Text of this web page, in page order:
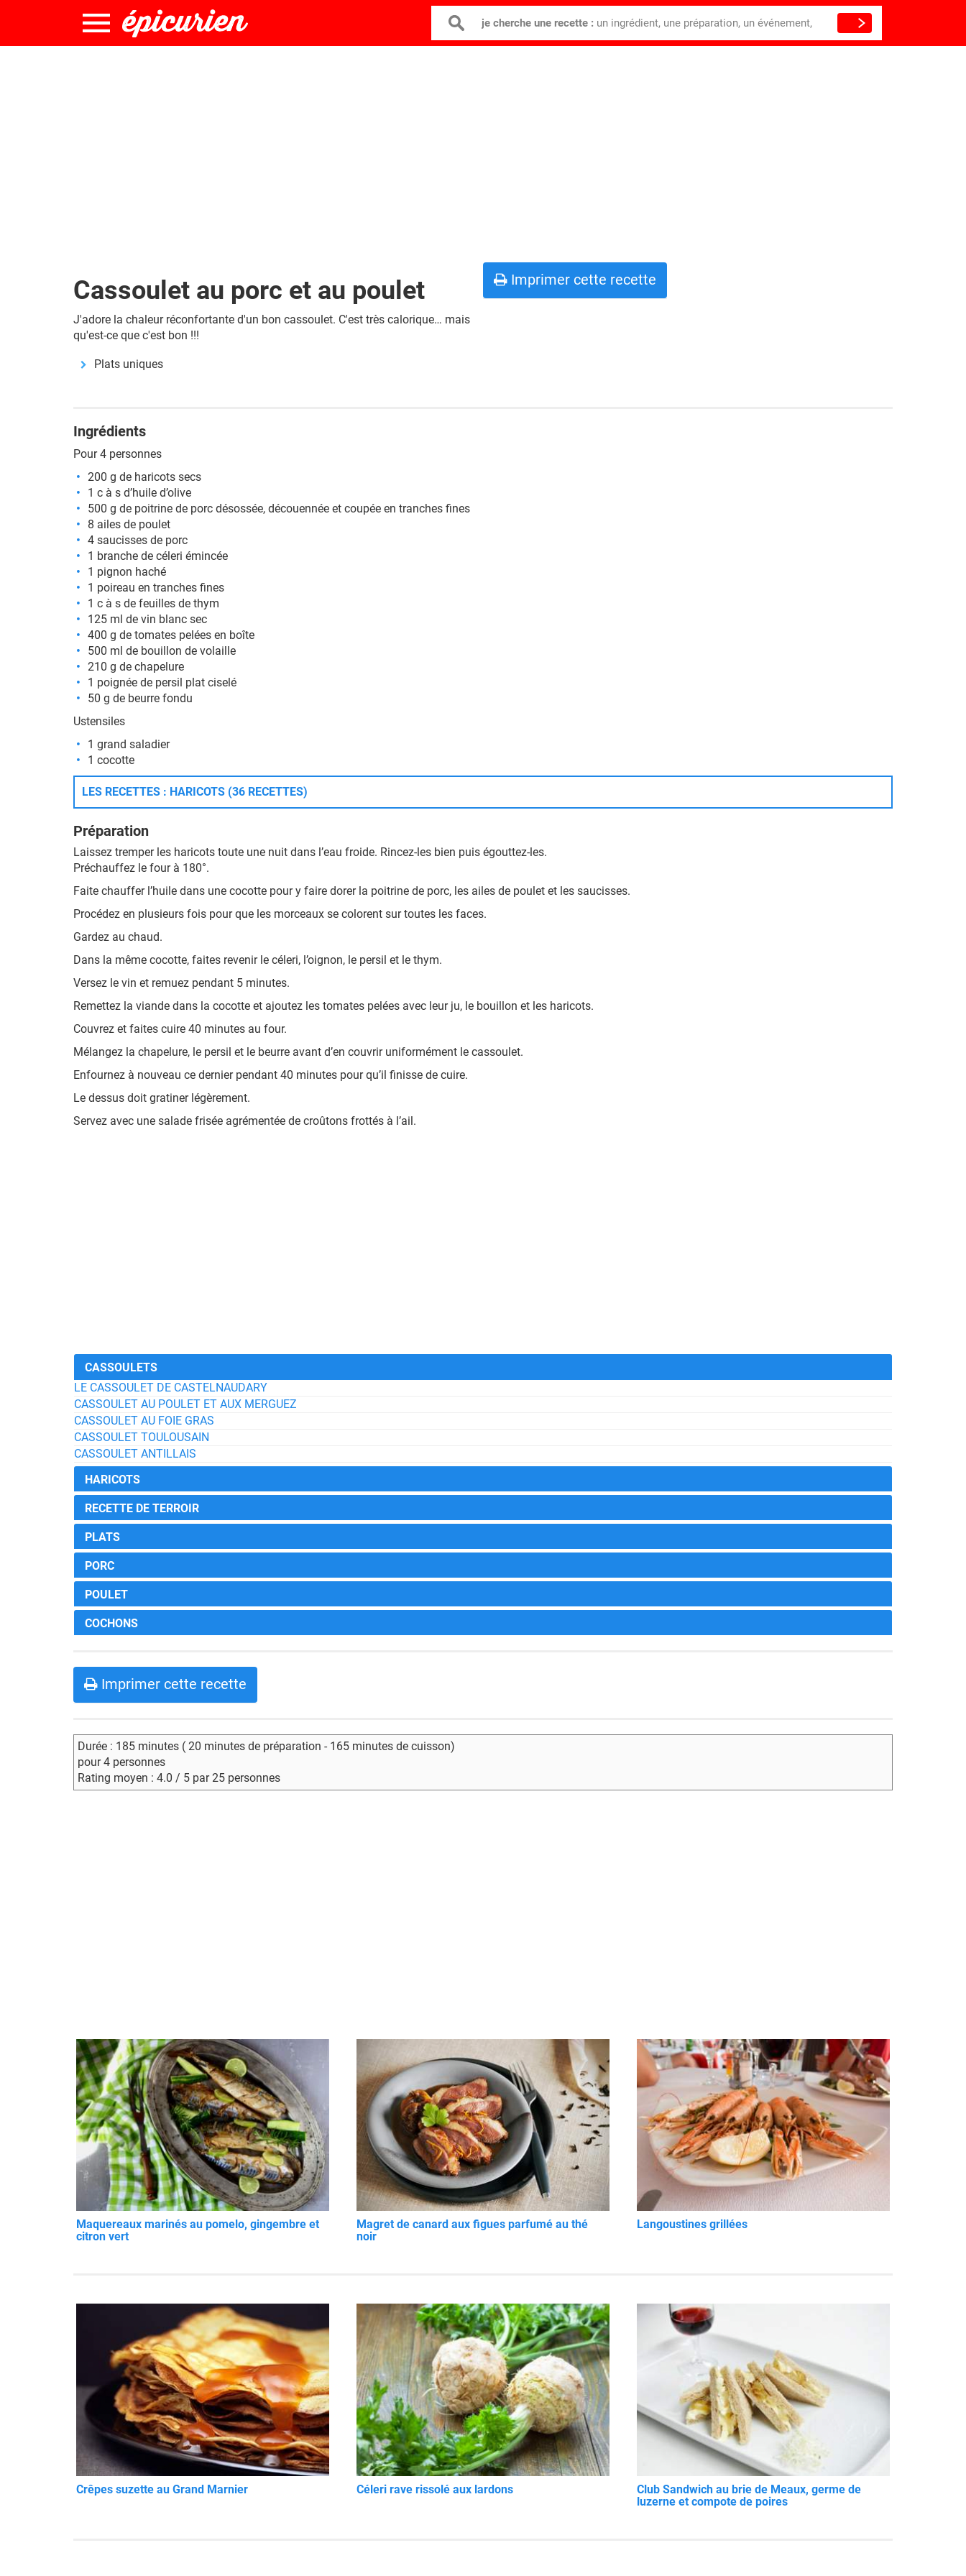
je cherche une recette : un ingrédient, une préparation, un événement,
Cassoulet au porc et au poulet
J'adore la chaleur réconfortante d'un bon cassoulet. C'est très calorique… mais
qu'est-ce que c'est bon !!!
Plats uniques
Imprimer cette recette
Ingrédients
Pour 4 personnes
200 g de haricots secs
1 c à s d’huile d’olive
500 g de poitrine de porc désossée, découennée et coupée en tranches fines
8 ailes de poulet
4 saucisses de porc
1 branche de céleri émincée
1 pignon haché
1 poireau en tranches fines
1 c à s de feuilles de thym
125 ml de vin blanc sec
400 g de tomates pelées en boîte
500 ml de bouillon de volaille
210 g de chapelure
1 poignée de persil plat ciselé
50 g de beurre fondu
Ustensiles
1 grand saladier
1 cocotte
LES RECETTES : HARICOTS (36 RECETTES)
Préparation
Laissez tremper les haricots toute une nuit dans l’eau froide. Rincez-les bien puis égouttez-les.
Préchauffez le four à 180°.
Faite chauffer l’huile dans une cocotte pour y faire dorer la poitrine de porc, les ailes de poulet et les saucisses.
Procédez en plusieurs fois pour que les morceaux se colorent sur toutes les faces.
Gardez au chaud.
Dans la même cocotte, faites revenir le céleri, l’oignon, le persil et le thym.
Versez le vin et remuez pendant 5 minutes.
Remettez la viande dans la cocotte et ajoutez les tomates pelées avec leur ju, le bouillon et les haricots.
Couvrez et faites cuire 40 minutes au four.
Mélangez la chapelure, le persil et le beurre avant d’en couvrir uniformément le cassoulet.
Enfournez à nouveau ce dernier pendant 40 minutes pour qu’il finisse de cuire.
Le dessus doit gratiner légèrement.
Servez avec une salade frisée agrémentée de croûtons frottés à l’ail.
CASSOULETS
LE CASSOULET DE CASTELNAUDARY
CASSOULET AU POULET ET AUX MERGUEZ
CASSOULET AU FOIE GRAS
CASSOULET TOULOUSAIN
CASSOULET ANTILLAIS
HARICOTS
RECETTE DE TERROIR
PLATS
PORC
POULET
COCHONS
Imprimer cette recette
Durée : 185 minutes ( 20 minutes de préparation - 165 minutes de cuisson)
pour 4 personnes
Rating moyen : 4.0 / 5 par 25 personnes
Maquereaux marinés au pomelo, gingembre et
citron vert
Magret de canard aux figues parfumé au thé
noir
Langoustines grillées
Crêpes suzette au Grand Marnier Céleri rave rissolé aux lardons
Club Sandwich au brie de Meaux, germe de
luzerne et compote de poires